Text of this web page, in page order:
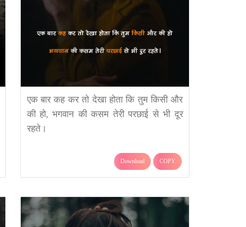
एक बार कह कर तो देखा होता कि तुम किसी और
की हो, भगवान की कसम तेरी परछाई से भी दूर
रहते।
Download COPY